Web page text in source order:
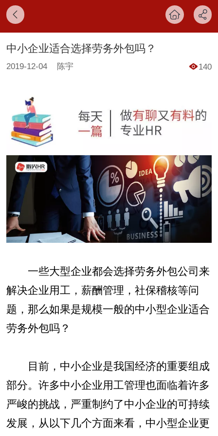
中小企业适合选择劳务外包吗？
2019-12-04 陈宇 140
一些大型企业都会选择劳务外包公司 来
解决企业用工，薪酬管理，社保稽核等问
题，那么如果是规模一般的中小型企业适合
劳务外包吗？
目前，中小企业是我国经济的重要组成
部分。许多中小企业用工管理也面临着许多
严峻的挑战，严重制约了中小企业的可持续
发展，从以下几个方面来看，中小型企业更